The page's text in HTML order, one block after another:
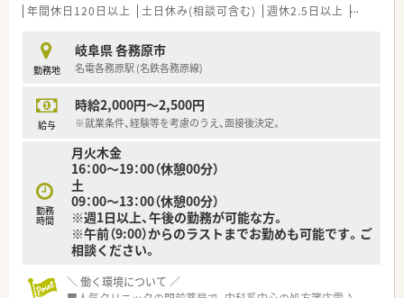
年間休日120日以上 土日休み(相談可含む) 週休2.5日以上 未経験可
勤務地
岐阜県 各務原市
名電各務原駅 (名鉄各務原線)
給与
時給2,000円～2,500円
※就業条件、経験等を考慮のうえ、面接後決定。
勤務
時間
月火木金
16：00～19：00（休憩00分）
土
09：00～13：00（休憩00分）
※週1日以上、午後の勤務が可能な方。
※午前（9:00）からのラストまでお勤めも可能です。ご
相談ください。
＼ 働く環境について ／